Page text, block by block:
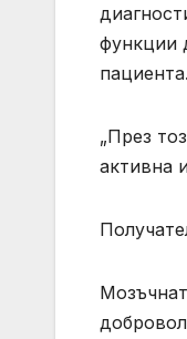
функции
пациента.
„През
активна